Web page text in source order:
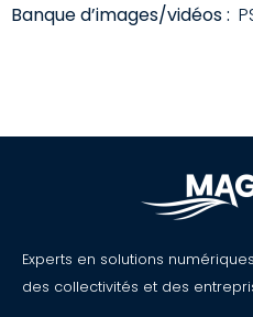
Banque d’images/vidéos :
Experts en solutions
des collectivités et des